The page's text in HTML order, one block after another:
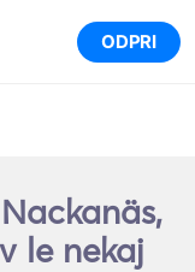
ODPRI
le nekaj